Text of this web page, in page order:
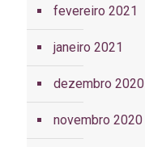
fevereiro 2021
janeiro 2021
dezembro 2020
novembro 2020